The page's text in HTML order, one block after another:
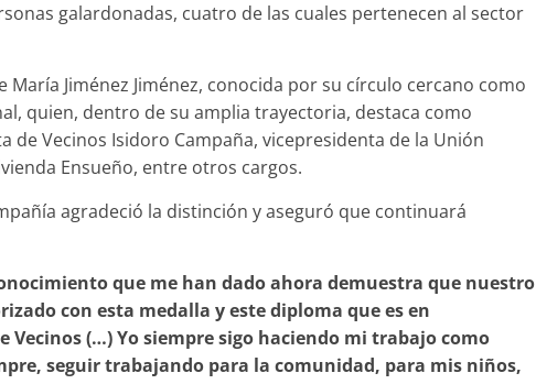
galardonadas, cuatro de las cuales pertenecen al sector
Jiménez Jiménez, conocida por su círculo cercano como
quien, dentro de su amplia trayectoria, destaca como
de Vecinos Isidoro Campaña, vicepresidenta de la Unión
Ensueño, entre otros cargos.
agradeció la distinción y aseguró que continuará
que me han dado ahora demuestra que nuestro
con esta medalla y este diploma que es en
Vecinos (…) Yo siempre sigo haciendo mi trabajo como
seguir trabajando para la comunidad, para mis niños,